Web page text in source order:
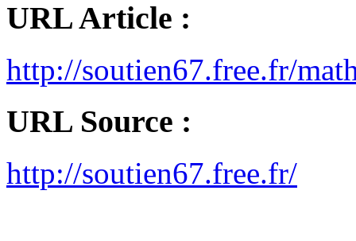
URL Article :
http://soutien67.free.fr/
URL Source :
http://soutien67.free.fr/